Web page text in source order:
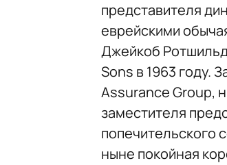
представителя
еврейскими
Джейкоб
Sons в 1963 году.
Assurance Group,
заместителя
попечительского
ныне покойная